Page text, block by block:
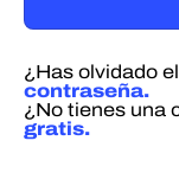
¿Has olvidado
contraseña.
¿No tienes una
gratis.